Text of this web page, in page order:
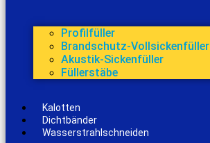
Profilfüller
Brandschutz-Vollsickenfüller
Akustik-Sickenfüller
Füllerstäbe
Kalotten
Dichtbänder
Wasserstrahlschneiden